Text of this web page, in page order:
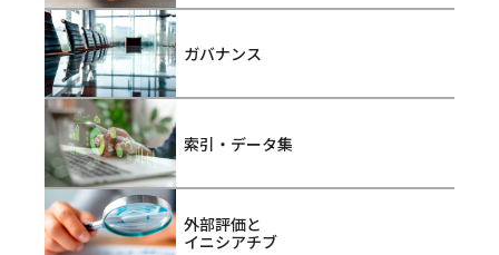
ガバナンス
索引・データ集
外部評価と
イニシアチブ